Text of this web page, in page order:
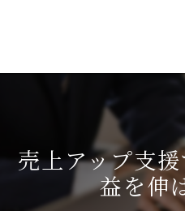
売上アップ支
益を伸